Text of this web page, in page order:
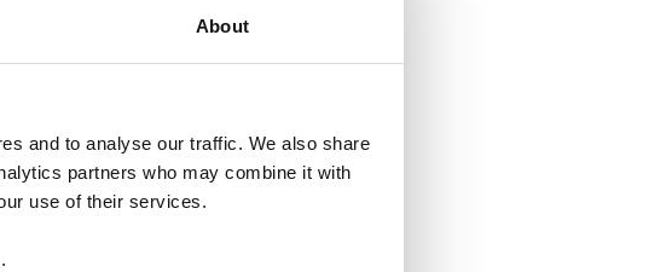
About
and to analyse our traffic. We also share
partners who may combine it with
use of their services.